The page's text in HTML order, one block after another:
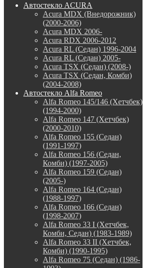
Автостекло ACURA
Acura MDX (Внедорожник)
(2000-2006)
Acura MDX 2006-
Acura RDX 2006-2012
Acura RL (Седан) 1996-2004
Acura RL (Седан) 2005-
Acura TSX (Седан) (2008-)
Acura TSX (Седан, Комби)
(2004-2008)
Автостекло Alfa Romeo
Alfa Romeo 145/146 (Хетчбек)
(1994-2000)
Alfa Romeo 147 (Хетчбек)
(2000-2010)
Alfa Romeo 155 (Седан)
(1991-1997)
Alfa Romeo 156 (Седан,
Комби) (1997-2005)
Alfa Romeo 159 (Седан)
(2005-)
Alfa Romeo 164 (Седан)
(1988-1997)
Alfa Romeo 166 (Седан)
(1998-2007)
Alfa Romeo 33 I (Хетчбек,
Комби, Седан) (1983-1989)
Alfa Romeo 33 II (Хетчбек,
Комби) (1990-1995)
Alfa Romeo 75 (Седан) (1986-